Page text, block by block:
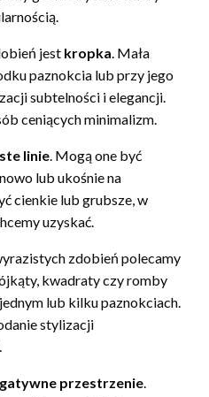
jest kropka . Mała
paznokcia lub przy jego
subtelności i elegancji.
ceniących minimalizm.
linie . Mogą one być
lub ukośnie na
cienkie lub grubsze, w
uzyskać.
zdobień polecamy
kwadraty czy romby
lub kilku paznokciach.
stylizacji
przestrzenie